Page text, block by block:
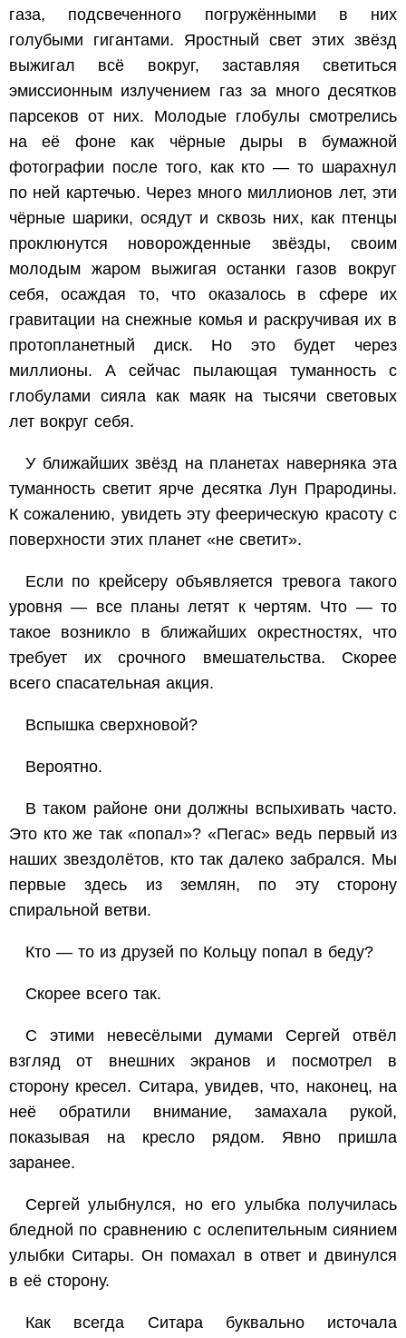
газа, подсвеченного погружёнными в них
голубыми гигантами. Яростный свет этих звёзд
выжигал всё вокруг, заставляя светиться
эмиссионным излучением газ за много десятков
парсеков от них. Молодые глобулы смотрелись
на её фоне как чёрные дыры в бумажной
фотографии после того, как кто — то шарахнул
по ней картечью. Через много миллионов лет, эти
чёрные шарики, осядут и сквозь них, как птенцы
проклюнутся новорожденные звёзды, своим
молодым жаром выжигая останки газов вокруг
себя, осаждая то, что оказалось в сфере их
гравитации на снежные комья и раскручивая их в
протопланетный диск. Но это будет через
миллионы. А сейчас пылающая туманность с
глобулами сияла как маяк на тысячи световых
лет вокруг себя.
У ближайших звёзд на планетах наверняка эта
туманность светит ярче десятка Лун Прародины.
К сожалению, увидеть эту феерическую красоту с
поверхности этих планет «не светит».
Если по крейсеру объявляется тревога такого
уровня — все планы летят к чертям. Что — то
такое возникло в ближайших окрестностях, что
требует их срочного вмешательства. Скорее
всего спасательная акция.
Вспышка сверхновой?
Вероятно.
В таком районе они должны вспыхивать часто.
Это кто же так «попал»? «Пегас» ведь первый из
наших звездолётов, кто так далеко забрался. Мы
первые здесь из землян, по эту сторону
спиральной ветви.
Кто — то из друзей по Кольцу попал в беду?
Скорее всего так.
С этими невесёлыми думами Сергей отвёл
взгляд от внешних экранов и посмотрел в
сторону кресел. Ситара, увидев, что, наконец, на
неё обратили внимание, замахала рукой,
показывая на кресло рядом. Явно пришла
заранее.
Сергей улыбнулся, но его улыбка получилась
бледной по сравнению с ослепительным сиянием
улыбки Ситары. Он помахал в ответ и двинулся
в её сторону.
Как всегда Ситара буквально источала